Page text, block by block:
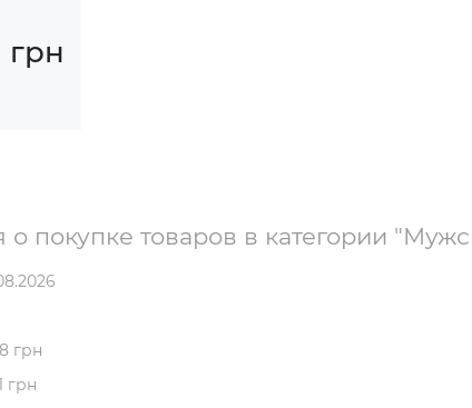
грн
покупке товаров в категории
грн
грн